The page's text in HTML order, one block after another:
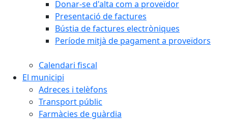
Donar-se d'alta com a proveïdor
Presentació de factures
Bústia de factures electròniques
Període mitjà de pagament a proveïdors
Calendari fiscal
El municipi
Adreces i telèfons
Transport públic
Farmàcies de guàrdia